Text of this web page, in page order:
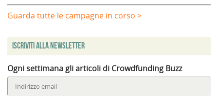
Guarda tutte le campagne in corso >
Iscriviti alla Newsletter
Ogni settimana gli articoli di Crowdfunding Buzz